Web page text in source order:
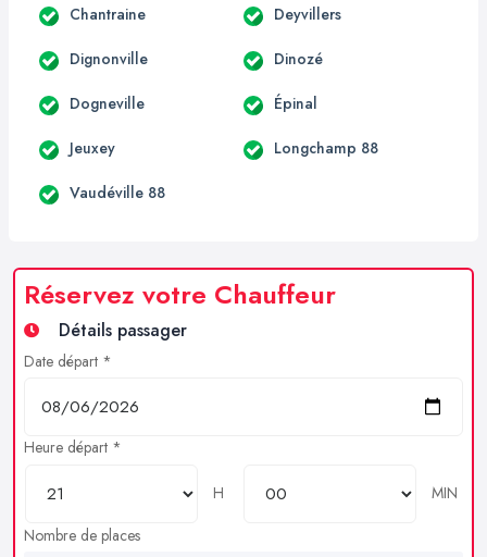
Chantraine Deyvillers
Dignonville Dinozé
Dogneville Épinal
Jeuxey Longchamp 88
Vaudéville 88
Réservez votre Chauffeur
Détails passager
Date départ *
Heure départ *
H
MIN
Nombre de places